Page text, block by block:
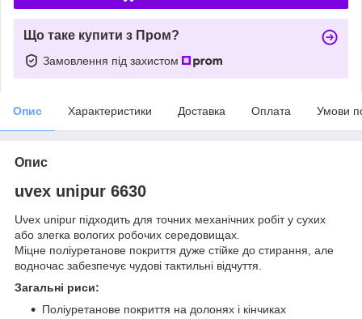
Що таке купити з Пром?
Замовлення під захистом
Опис Характеристики Доставка Оплата Умови
Опис
uvex unipur 6630
Uvex unipur підходить для точних механічних робіт у сухих
або злегка вологих робочих середовищах.
Міцне поліуретанове покриття дуже стійке до стирання, але
водночас забезпечує чудові тактильні відчуття.
Загальні риси:
Поліуретанове покриття на долонях і кінчиках